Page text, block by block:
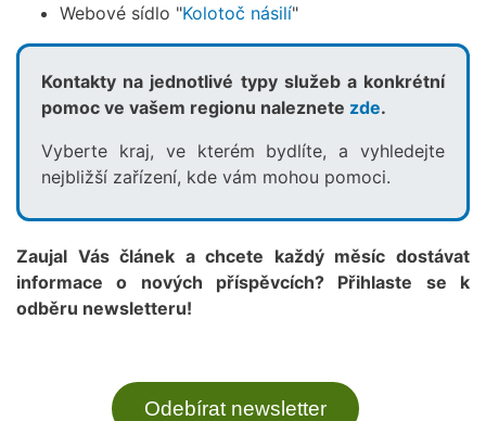
Webové sídlo "Kolotoč násilí"
Kontakty na jednotlivé typy služeb a konkrétní
pomoc ve vašem regionu naleznete zde.
Vyberte kraj, ve kterém bydlíte, a vyhledejte
nejbližší zařízení, kde vám mohou pomoci.
Zaujal Vás článek a chcete každý měsíc dostávat
informace o nových příspěvcích? Přihlaste se k
odběru newsletteru!
Odebírat newsletter